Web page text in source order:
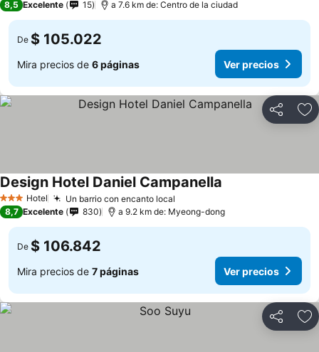
8,5 Excelente 15 a 7.6 km de: Centro de la ciudad
De $ 105.022
Mira precios de 6 páginas Ver precios
Compartir
3 Estrellas
Hotel Un barrio con encanto local
Design Hotel Daniel Campanella
8,7 Excelente 830 a 9.2 km de: Myeong-dong
De $ 106.842
Mira precios de 7 páginas Ver precios
Compartir